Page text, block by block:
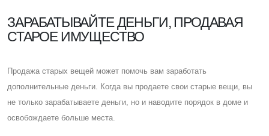
ЗАРАБАТЫВАЙТЕ ДЕНЬГИ, ПРОДАВАЯ
СТАРОЕ ИМУЩЕСТВО
Продажа старых вещей может помочь вам заработать
дополнительные деньги. Когда вы продаете свои старые вещи, вы
не только зарабатываете деньги, но и наводите порядок в доме и
освобождаете больше места.